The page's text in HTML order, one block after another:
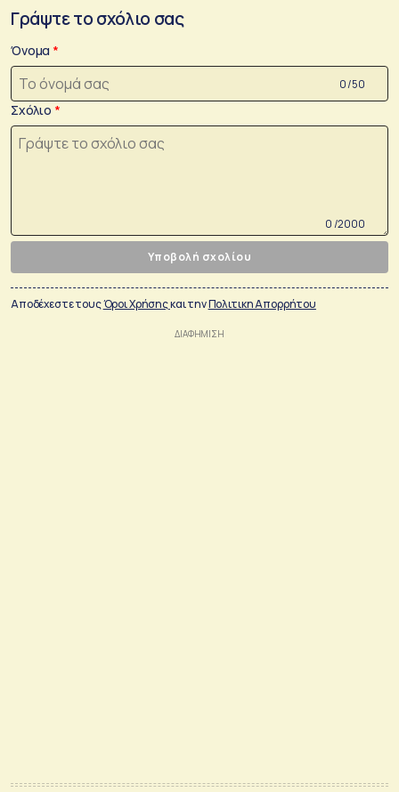
Γράψτε το σχόλιο σας
Όνομα
0 /50
Σχόλιο
0 /2000
Υποβολή σχολίου
Αποδέχεστε τουςΌροι Χρήσηςκαι τηνΠολιτικη Απορρήτου